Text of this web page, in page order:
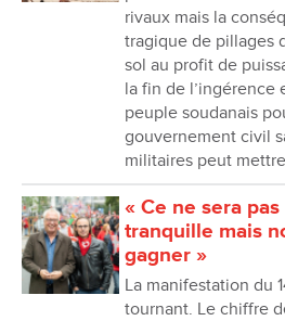
rivaux mais la
tragique de pillages
sol au profit de
la fin de l’ingérence
peuple soudanais
gouvernement civil
militaires peut
« Ce ne sera
tranquille mais
gagner »
La manifestation du
tournant. Le chiffre